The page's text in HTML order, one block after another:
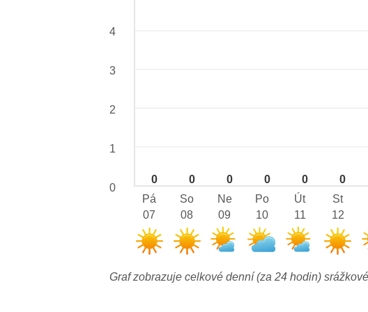
0 0 0 0 0 0
4
3
2
1
0
Pá
07
So
08
Ne
09
Po
10
Út
11
St
12
Graf zobrazuje celkové denní (za 24 hodin)